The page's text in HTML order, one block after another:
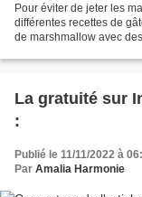
Pour éviter de jeter les
différentes recettes de
de marshmallow avec
La gratuité sur
:
Publié le 11/11/2022 à
Par Amalia Harmonie